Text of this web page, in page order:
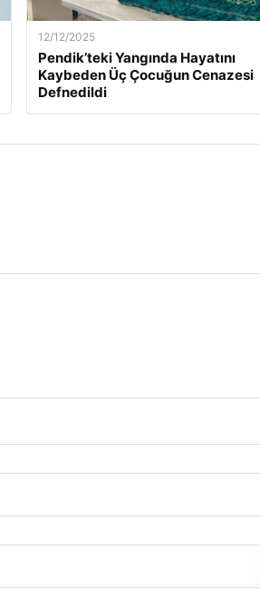
12/12/2025
Pendik’teki Yangında Hayatını
Kaybeden Üç Çocuğun Cenazesi
Defnedildi